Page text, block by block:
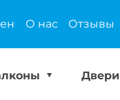
О нас Отзывы
Двери